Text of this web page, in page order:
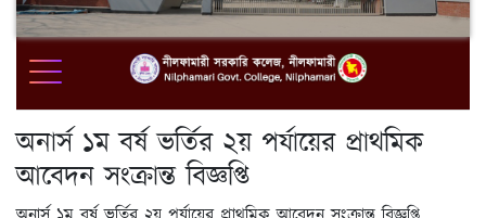
অনার্স ১ম বর্ষ ভর্তির ২য় পর্যায়ের প্রাথমিক
আবেদন সংক্রান্ত বিজ্ঞপ্তি